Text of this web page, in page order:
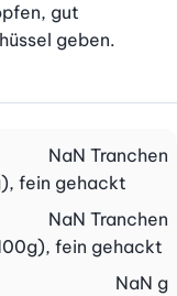
gut
geben.
fein gehackt
NaN Tranchen
fein gehackt
NaN Tranchen
NaN g